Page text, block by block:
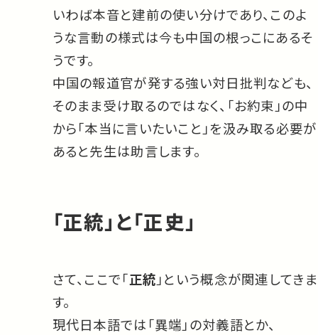
いわば本音と建前の使い分けであり、このよ
うな言動の様式は今も中国の根っこにあるそ
うです。
中国の報道官が発する強い対日批判なども、
そのまま受け取るのではなく、「お約束」の中
から「本当に言いたいこと」を汲み取る必要が
あると先生は助言します。
「正統」と「正史」
さて、ここで「正統」という概念が関連してきま
す。
現代日本語では「異端」の対義語とか、